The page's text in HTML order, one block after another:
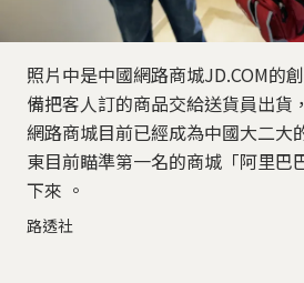
照片中是中國網路商城JD.COM的
備把客人訂的商品交給送貨員出貨
網路商城目前已經成為中國大二大
東目前瞄準第一名的商城「阿里巴
下來 。
路透社